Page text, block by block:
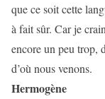
que ce soit cette
à fait sûr. Car je
encore un peu trop,
d’où nous venons.
Hermogène